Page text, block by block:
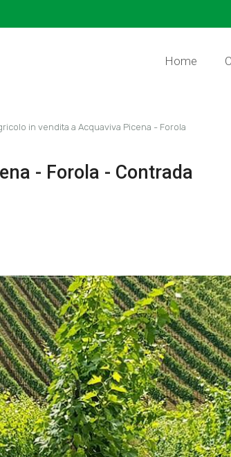
Home
in vendita a Acquaviva Picena - Forola
- Forola - Contrada